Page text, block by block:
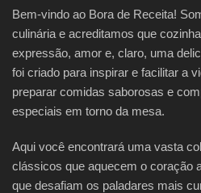
Bem-vindo ao Bora de Receita!
culinária e acreditamos que
expressão, amor e, claro, uma
foi criado para inspirar e facilitar a
preparar comidas saborosas e
especiais em torno da mesa.
Aqui você encontrará uma vasta
clássicos que aquecem o coração
que desafiam os paladares mais